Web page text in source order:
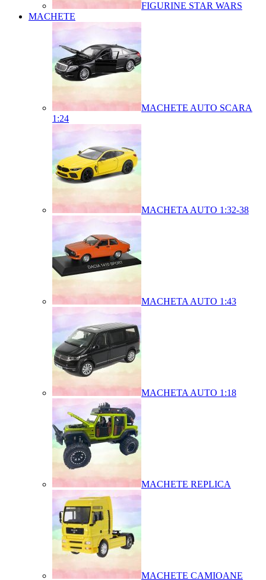
FIGURINE STAR WARS
MACHETE
MACHETE AUTO SCARA
1:24
MACHETA AUTO 1:32-38
MACHETA AUTO 1:43
MACHETA AUTO 1:18
MACHETE REPLICA
MACHETE CAMIOANE